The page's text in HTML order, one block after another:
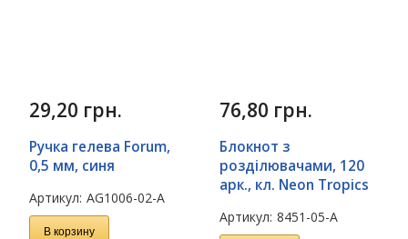
29,20 грн.
Ручка гелева Forum,
0,5 мм, синя
Артикул: AG1006-02-A
В корзину
76,80 грн.
Блокнот з
розділювачами, 120
арк., кл. Neon Tropics
Артикул: 8451-05-A